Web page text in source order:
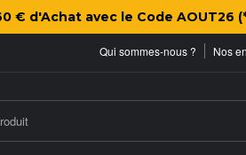
€ d'Achat avec le Code AOUT26
Qui sommes-nous ? Nos